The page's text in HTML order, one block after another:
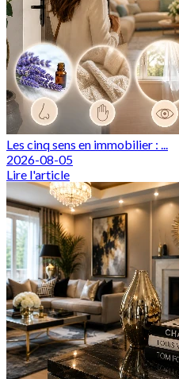
Les cinq sens en immobilier : ...
2026-08-05
Lire l'article